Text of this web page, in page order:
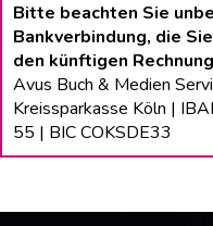
Bitte beachten Sie
Bankverbindung, die
den künftigen
Avus Buch & Medien
Kreissparkasse Köln |
55 | BIC COKSDE33